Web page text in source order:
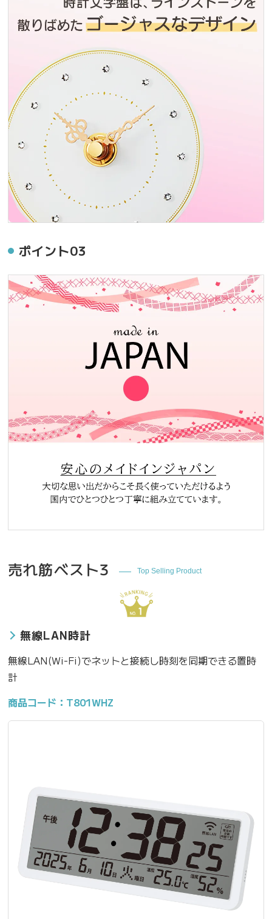
ポイント03
売れ筋ベスト3 Top Selling Product
無線LAN時計
無線LAN(Wi-Fi)でネットと接続し時刻を同期できる置時
計
商品コード：T801WHZ